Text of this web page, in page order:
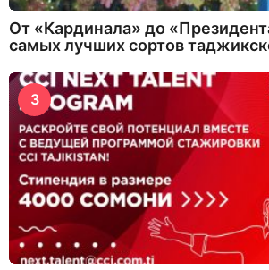
От «Кардинала» до
самых лучших сортов
3